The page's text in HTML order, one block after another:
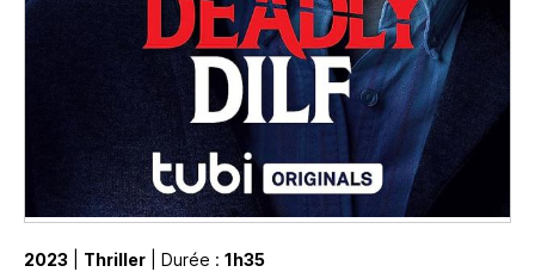
2023 Thriller | Durée : 1h35